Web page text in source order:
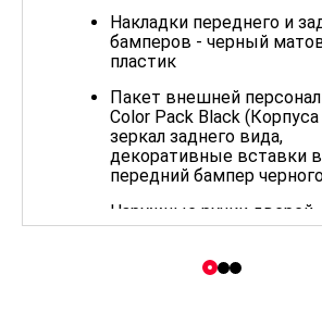
Накладки переднего и
бамперов - черный
пластик
Пакет внешней
Color Pack Black
зеркал заднего вида,
декоративные вставки в
передний бампер
Наружные ручки дверей,
окрашенные в цвет
Штампованные диски 16"